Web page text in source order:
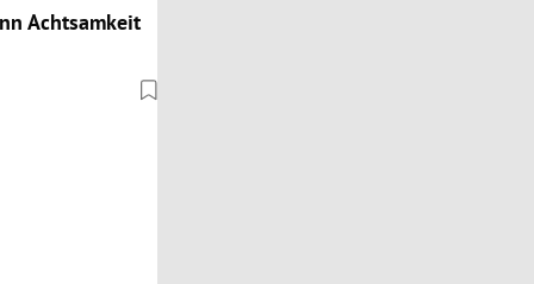
Achtsamkeit